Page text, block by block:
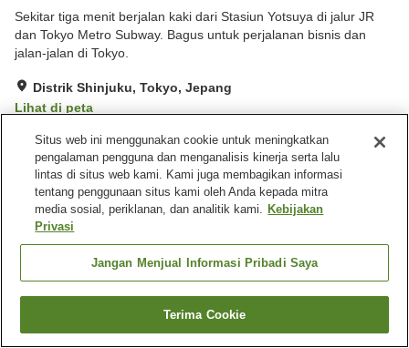
Sekitar tiga menit berjalan kaki dari Stasiun Yotsuya di jalur JR
dan Tokyo Metro Subway. Bagus untuk perjalanan bisnis dan
jalan-jalan di Tokyo.
Distrik Shinjuku, Tokyo, Jepang
Lihat di peta
Hebat Ulasan:231
Fasilitas properti
Spa / Salon kecantikan
Restoran
Mesin penjual otomatis
Beranda Jepang Tokyo
Distrik Shinjuku
Hotel Keihan Tokyo Yotsuya
Cari kamar
Situs web ini menggunakan cookie untuk meningkatkan
pengalaman pengguna dan menganalisis kinerja serta lalu
lintas di situs web kami. Kami juga membagikan informasi
tentang penggunaan situs kami oleh Anda kepada mitra
media sosial, periklanan, dan analitik kami. Kebijakan
Privasi
Jangan Menjual Informasi Pribadi Saya
Terima Cookie